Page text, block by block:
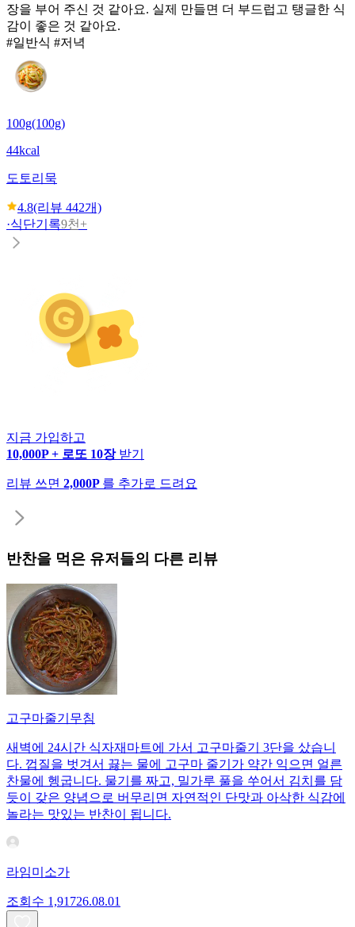
장을 부어 주신 것 같아요. 실제 만들면 더 부드럽고 탱글한 식
감이 좋은 것 같아요.
#일반식 #저녁
100g(100g)
44kcal
도토리묵
4.8(리뷰 442개)
·식단기록9천+
지금 가입하고
10,000P + 로또 10장 받기
리뷰 쓰면 2,000P 를 추가로 드려요
반찬을 먹은 유저들의 다른 리뷰
고구마줄기무침
새벽에 24시간 식자재마트에 가서 고구마줄기 3단을 샀습니
다. 껍질을 벗겨서 끓는 물에 고구마 줄기가 약간 익으면 얼른
찬물에 헹굽니다. 물기를 짜고, 밀가루 풀을 쑤어서 김치를 담
듯이 갖은 양념으로 버무리면 자연적인 단맛과 아삭한 식감에
놀라는 맛있는 반찬이 됩니다.
라임미소가
조회수 1,91726.08.01